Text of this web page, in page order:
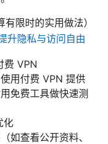
限时的实用做法）
升隐私与访问自由
费 VPN
用付费 VPN 提供
免费工具做快速测
化
如查看公开资料、